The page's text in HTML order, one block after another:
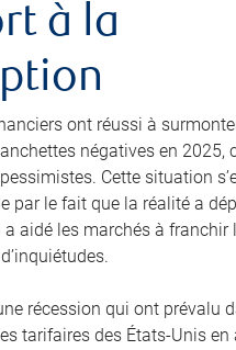
à la
ont réussi à
négatives en 2025,
Cette situation
par le fait que la réalité a
a aidé les marchés à franchir
récession qui ont prévalu
tarifaires des États-Unis en